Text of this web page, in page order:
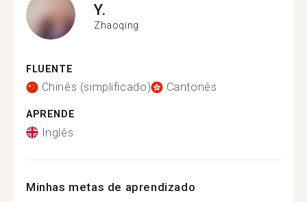
Y.
Zhaoqing
FLUENTE
Chinês (simplificado) Cantonês
APRENDE
Inglês
Minhas metas de aprendizado